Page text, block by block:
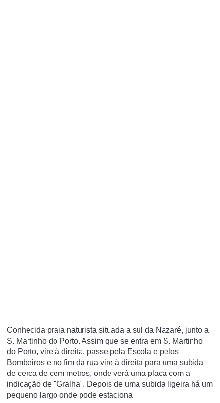
Conhecida praia naturista situada a sul da Nazaré, junto a
S. Martinho do Porto. Assim que se entra em S. Martinho
do Porto, vire à direita, passe pela Escola e pelos
Bombeiros e no fim da rua vire à direita para uma subida
de cerca de cem metros, onde verá uma placa com a
indicação de "Gralha". Depois de uma subida ligeira há um
pequeno largo onde pode estaciona